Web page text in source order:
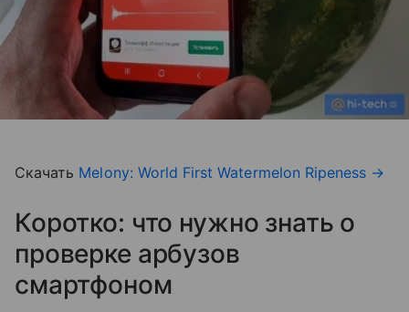
Скачать Melony: World First Watermelon Ripeness →
Коротко: что нужно знать о
проверке арбузов
смартфоном